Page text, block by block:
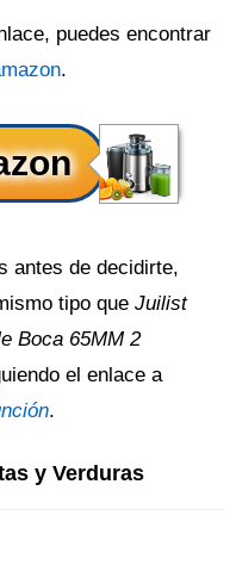
puedes encontrar
.
antes de decidirte,
tipo que Juilist
Boca 65MM 2
el enlace a
.
y Verduras